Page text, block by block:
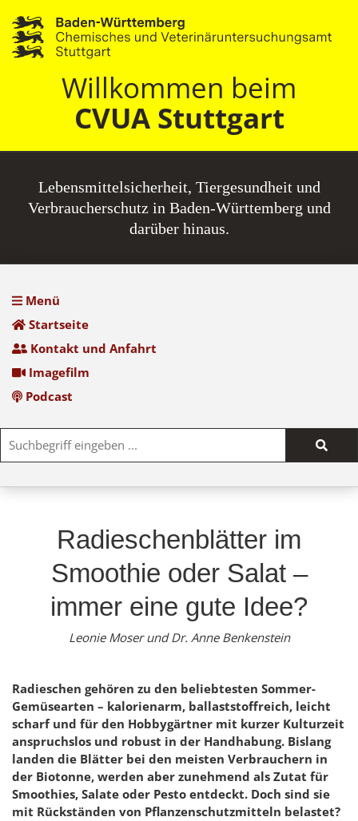
Willkommen beim
CVUA Stuttgart
Lebensmittel­sicherheit, Tiergesundheit und
Verbraucherschutz in Baden-Württemberg und
darüber hinaus.
Menü
Startseite
Kontakt und Anfahrt
Imagefilm
Podcast
Radieschenblätter im
Smoothie oder Salat –
immer eine gute Idee?
Leonie Moser und Dr. Anne Benkenstein
Radieschen gehören zu den beliebtesten Sommer-
Gemüsearten – kalorienarm, ballaststoffreich, leicht
scharf und für den Hobbygärtner mit kurzer Kulturzeit
anspruchslos und robust in der Handhabung. Bislang
landen die Blätter bei den meisten Verbrauchern in
der Biotonne, werden aber zunehmend als Zutat für
Smoothies, Salate oder Pesto entdeckt. Doch sind sie
mit Rückständen von Pflanzenschutzmitteln belastet?